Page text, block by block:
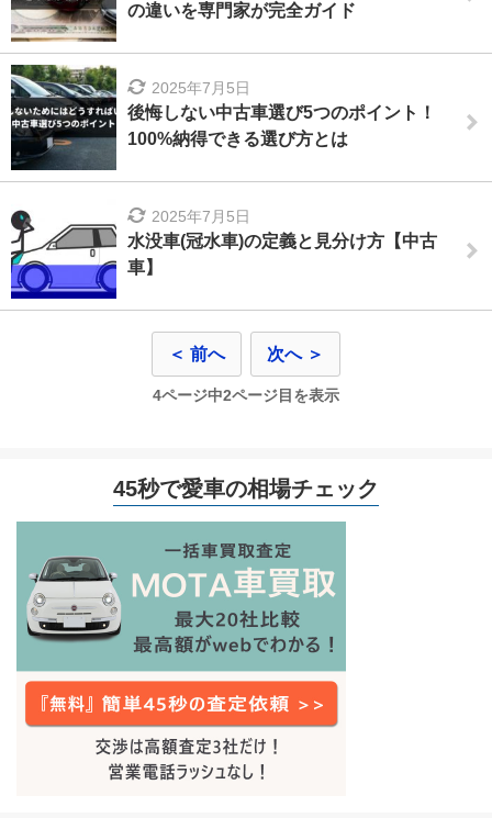
の違いを専門家が完全ガイド
2025年7月5日
後悔しない中古車選び5つのポイント！
100%納得できる選び方とは
2025年7月5日
水没車(冠水車)の定義と見分け方【中古
車】
＜ 前へ 次へ ＞
4ページ中2ページ目を表示
45秒で愛車の相場チェック